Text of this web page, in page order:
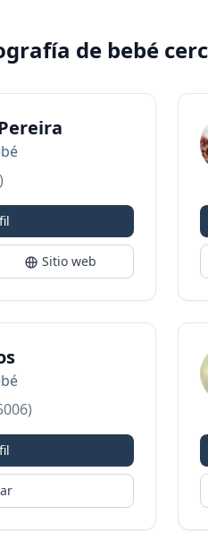
de bebé
Sitio web